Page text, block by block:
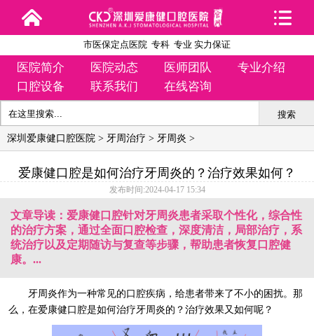
市医保定点医院 专科 专业 实力保证
医院简介 医院动态 医师团队
专业介绍
口腔设备
联系我们 在线咨询
搜索
深圳爱康健口腔医院 > 牙周治疗 > 牙周炎 >
爱康健口腔是如何治疗牙周炎的？治疗效果如何？
发布时间:2024-04-17 15:34
文章导读：爱康健口腔针对牙周炎患者采取个性化，综合性
的治疗方案，通过全面口腔检查，深度清洁，局部治疗，系
统治疗以及定期随访与复查等步骤，帮助患者恢复口腔健
康。...
牙周炎作为一种常见的口腔疾病，给患者带来了不小的困扰。那
么，在爱康健口腔是如何治疗牙周炎的？治疗效果又如何呢？